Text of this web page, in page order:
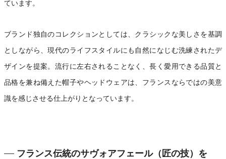
ています。
ブランド独自のコレクションとしては、クラシックな美しさを基調
としながら、現代のライフスタイルにも自然になじむ洗練されたデ
ザインを提案。流行に左右されることなく、長く愛用できる品質と
品格を兼ね備えた帽子やヘッドウェアは、フランスならではの美意
識を感じさせる仕上がりとなっています。
フランス伝統のサヴォアフェール（匠の技）を